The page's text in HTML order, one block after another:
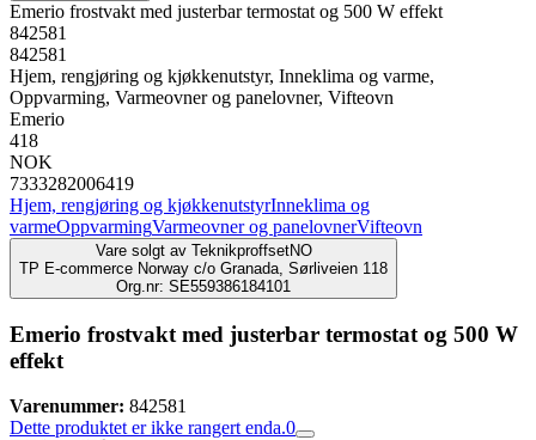
Emerio frostvakt med justerbar termostat og 500 W effekt
842581
842581
Hjem, rengjøring og kjøkkenutstyr, Inneklima og varme,
Oppvarming, Varmeovner og panelovner, Vifteovn
Emerio
418
NOK
7333282006419
Hjem, rengjøring og kjøkkenutstyrInneklima og
varmeOppvarmingVarmeovner og panelovnerVifteovn
Vare solgt av TeknikproffsetNO
TP E-commerce Norway c/o Granada, Sørliveien 118
Org.nr: SE559386184101
Emerio frostvakt med justerbar termostat og 500 W
effekt
Varenummer: 842581
Dette produktet er ikke rangert enda.0